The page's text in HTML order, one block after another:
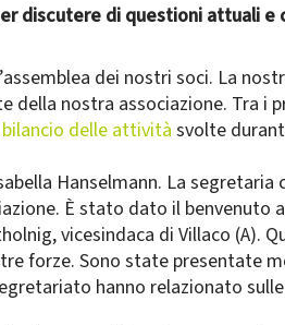
discutere di questioni attuali
dei nostri soci. La
della nostra associazione. Tra i
bilancio delle attività svolte
Hanselmann. La segretaria
È stato dato il benvenuto
vicesindaca di Villaco (A).
forze. Sono state presentate
hanno relazionato